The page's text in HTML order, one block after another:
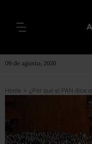
09 de agosto, 2026
Home >